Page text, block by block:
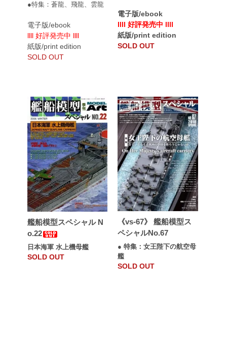
●特集：蒼龍、飛龍、雲龍
電子版/ebook
llll 好評発売中 llll
紙版/print edition
SOLD OUT
電子版/ebook
llll 好評発売中 llll
紙版/print edition
SOLD OUT
艦船模型スペシャル N
o.22
日本海軍 水上機母艦
SOLD OUT
《vs-67》 艦船模型ス
ペシャルNo.67
● 特集：女王陛下の航空母
艦
SOLD OUT